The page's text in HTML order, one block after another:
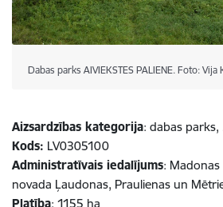
Dabas parks AIVIEKSTES PALIENE. Foto: Vija
Aizsardzības kategorija: dabas parks,
Kods: LV0305100
Administratīvais iedalījums: Madonas
novada Ļaudonas, Praulienas un
Platība: 1155 ha